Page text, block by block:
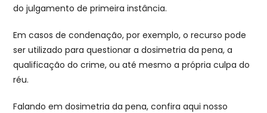
do julgamento de primeira instância.
Em casos de condenação, por exemplo, o recurso pode
ser utilizado para questionar a dosimetria da pena, a
qualificação do crime, ou até mesmo a própria culpa do
réu.
Falando em dosimetria da pena, confira aqui nosso